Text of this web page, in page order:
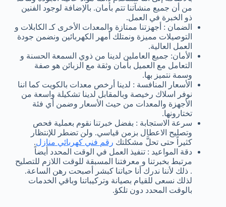
من أن جميع منشآتنا تتم بأمان. بالإضافة لوجود الفنين
ذو الخبرة في العمل.
الضمان : أجهزتنا ممتازة والمعدات الأخرى كـ الكابلات و
التوصيلات مميزة ونمتلك أمهر الكهربائين ونضمن جودة
العمل العالية.
الأمان: جميع العاملين لدينا من ذوي السمعة الحسنة و
التعامل مع العميل بأمان وثقة مع الزبائن هو صفة
وسمة نتميز بها.
الأسعار المنافسة : لدينا أرخص معدات بالكويت كما اننا
نوفر اسلاك رخيصة وبالمقابل لدينا تشكيلة واسعة من
الأجهزة والمعدات من حيث الأسعار وضمن أي فئة
تختارونها.
سرعة الاستجابة : بفضل خبرتنا نقوم بعملية فحص
وتصليح الاعطال بزمن قياسي. ولن تضطر للإنتظار
كثيراً حتى تحلَّ مشكلتك رقم فني كهربائي منازل.
دقة المواعيد : تنفيذ العمل في الوقت المحدد أيضاً
مرتبط بخبرتنا و معرفتنا المسبقة للوقت اللازم للتصليح
. ذلك لأننا ندرك أنا حياتنا كبشر أصبحت رهن الساعة.
لذلك نسعى للقيام بصيانة وتركيباتنا وباقي الخدمات
بالوقت المحدد دون تلكؤ.